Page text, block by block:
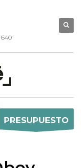
640
PRESUPUESTO